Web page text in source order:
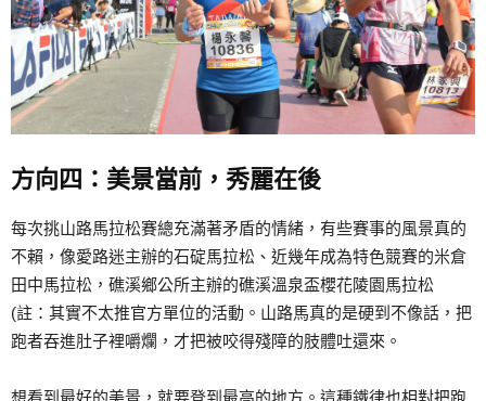
方向四：美景當前，秀麗在後
每次挑山路馬拉松賽總充滿著矛盾的情緒，有些賽事的風景真的
不賴，像愛路迷主辦的石碇馬拉松、近幾年成為特色競賽的米倉
田中馬拉松，礁溪鄉公所主辦的礁溪溫泉盃櫻花陵園馬拉松
(註：其實不太推官方單位的活動。山路馬真的是硬到不像話，把
跑者吞進肚子裡嚼爛，才把被咬得殘障的肢體吐還來。